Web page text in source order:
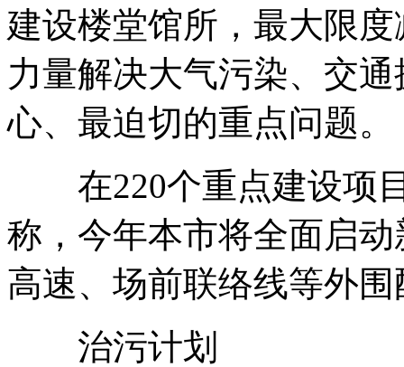
建设楼堂馆所，最大限
力量解决大气污染、交
心、最迫切的重点问题
在220个重点建设项目
称，今年本市将全面启
高速、场前联络线等外
治污计划